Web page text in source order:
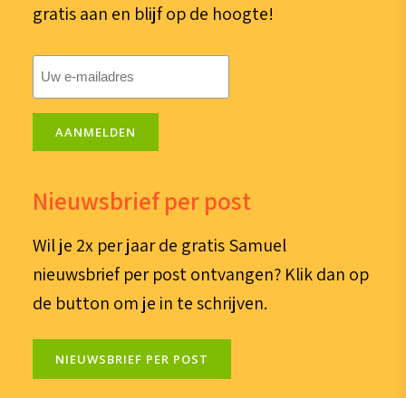
gratis aan en blijf op de hoogte!
AANMELDEN
Nieuwsbrief per post
Wil je 2x per jaar de gratis Samuel
nieuwsbrief per post ontvangen? Klik dan op
de button om je in te schrijven.
NIEUWSBRIEF PER POST